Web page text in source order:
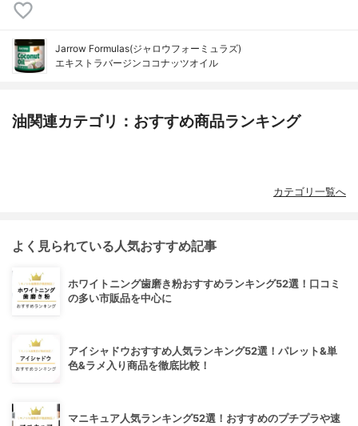
Jarrow Formulas(ジャロウフォーミュラズ)
エキストラバージンココナッツオイル
油関連カテゴリ：おすすめ商品ランキング
カテゴリ一覧へ
よく見られている人気おすすめ記事
ホワイトニング歯磨き粉おすすめランキング52選！口コミ
の多い市販品を中心に
アイシャドウおすすめ人気ランキング52選！パレット&単
色&ラメ入り商品を徹底比較！
マニキュア人気ランキング52選！おすすめのプチプラや速